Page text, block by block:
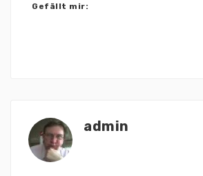
Gefällt mir:
admin